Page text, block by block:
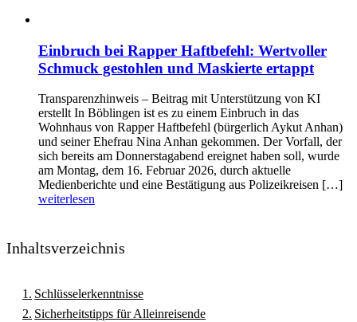
Einbruch bei Rapper Haftbefehl: Wertvoller
Schmuck gestohlen und Maskierte ertappt
Transparenzhinweis – Beitrag mit Unterstützung von KI
erstellt In Böblingen ist es zu einem Einbruch in das
Wohnhaus von Rapper Haftbefehl (bürgerlich Aykut Anhan)
und seiner Ehefrau Nina Anhan gekommen. Der Vorfall, der
sich bereits am Donnerstagabend ereignet haben soll, wurde
am Montag, dem 16. Februar 2026, durch aktuelle
Medienberichte und eine Bestätigung aus Polizeikreisen […]
weiterlesen
Inhaltsverzeichnis
Schlüsselerkenntnisse
Sicherheitstipps für Alleinreisende